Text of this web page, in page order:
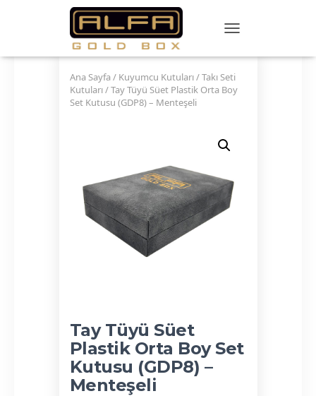
Ana Sayfa/ Kuyumcu Kutuları/Takı Seti
Kutuları/ Tay Tüyü Süet Plastik Orta Boy
Set Kutusu (GDP8) – Menteşeli
Tay Tüyü Süet
Plastik Orta Boy Set
Kutusu (GDP8) –
Menteşeli